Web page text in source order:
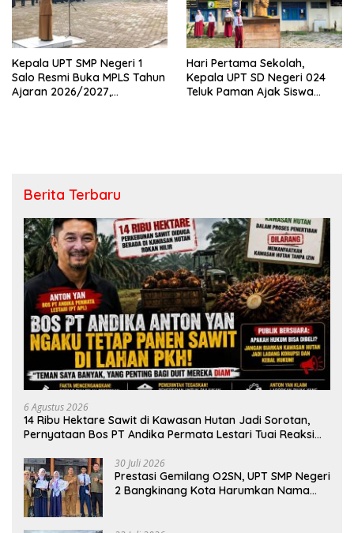
Kepala UPT SMP Negeri 1
Salo Resmi Buka MPLS Tahun
Ajaran 2026/2027,
Hari Pertama Sekolah,
Kepala UPT SD Negeri 024
Teluk Paman Ajak Siswa
Berita Terbaru
6 Agustus 2026
14 Ribu Hektare Sawit di Kawasan Hutan Jadi Sorotan,
Pernyataan Bos PT Andika Permata Lestari Tuai Reaksi
30 Juli 2026
Prestasi Gemilang O2SN, UPT SMP Negeri
2 Bangkinang Kota Harumkan Nama